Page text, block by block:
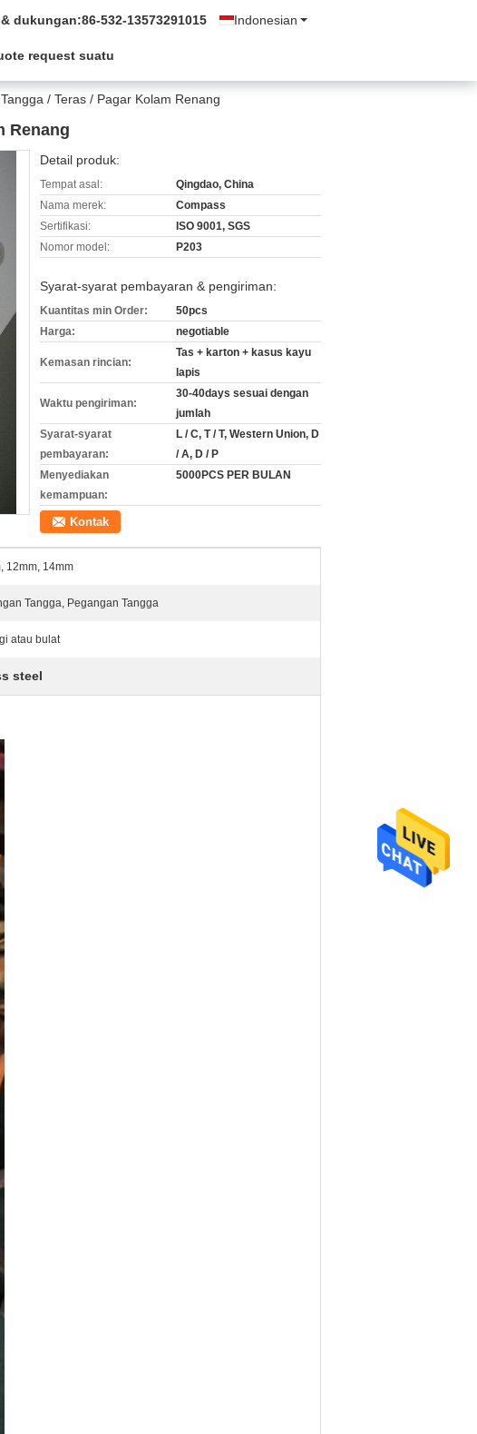
Indonesian
dukungan:86-532-13573291015
request suatu
/ Teras / Pagar Kolam Renang
Renang
Detail produk:
Tempat asal:
Qingdao, China
Nama merek:
Compass
Sertifikasi:
ISO 9001, SGS
Nomor model:
P203
Syarat-syarat pembayaran & pengiriman:
Kuantitas min Order:
50pcs
Harga:
negotiable
Kemasan rincian:
Tas + karton + kasus kayu
lapis
Waktu pengiriman:
30-40days sesuai dengan
jumlah
Syarat-syarat
pembayaran:
L / C, T / T, Western Union, D
/ A, D / P
Menyediakan
kemampuan:
5000PCS PER BULAN
Kontak
12mm, 14mm
Tangga, Pegangan Tangga
atau bulat
steel